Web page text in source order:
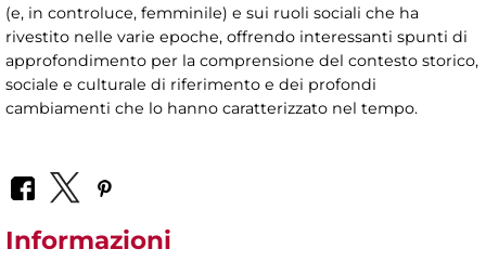
(e, in controluce, femminile) e sui ruoli sociali che ha
rivestito nelle varie epoche, offrendo interessanti spunti di
approfondimento per la comprensione del contesto storico,
sociale e culturale di riferimento e dei profondi
cambiamenti che lo hanno caratterizzato nel tempo.
Informazioni